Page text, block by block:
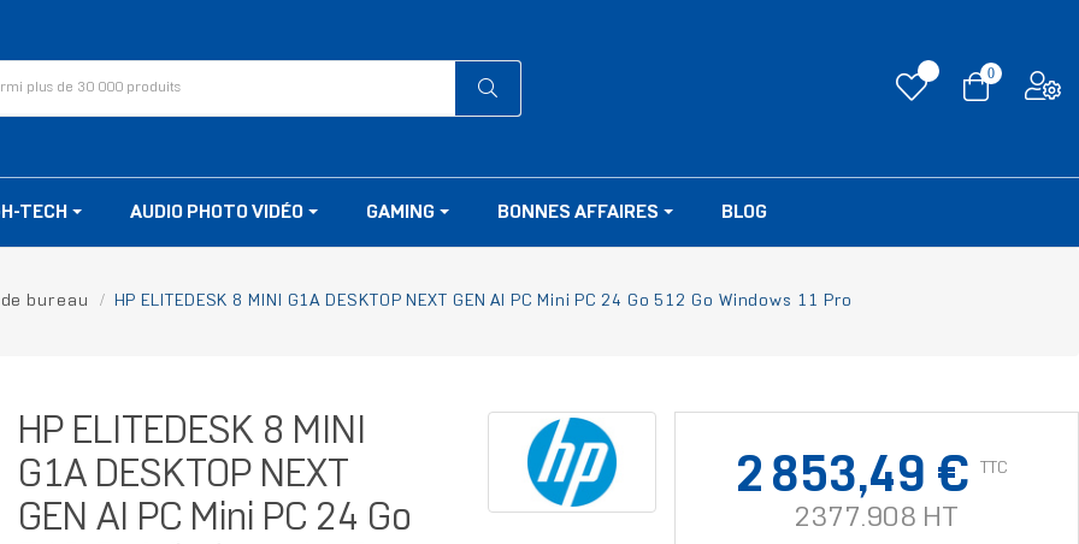
0
TECH AUDIO PHOTO VIDÉO GAMING BONNES AFFAIRES BLOG
de bureau HP ELITEDESK 8 MINI G1A DESKTOP NEXT GEN AI PC Mini PC 24 Go 512 Go Windows 11 Pro
HP ELITEDESK 8 MINI
G1A DESKTOP NEXT
GEN AI PC Mini PC 24 Go
2 853,49 € TTC
2377.908 HT